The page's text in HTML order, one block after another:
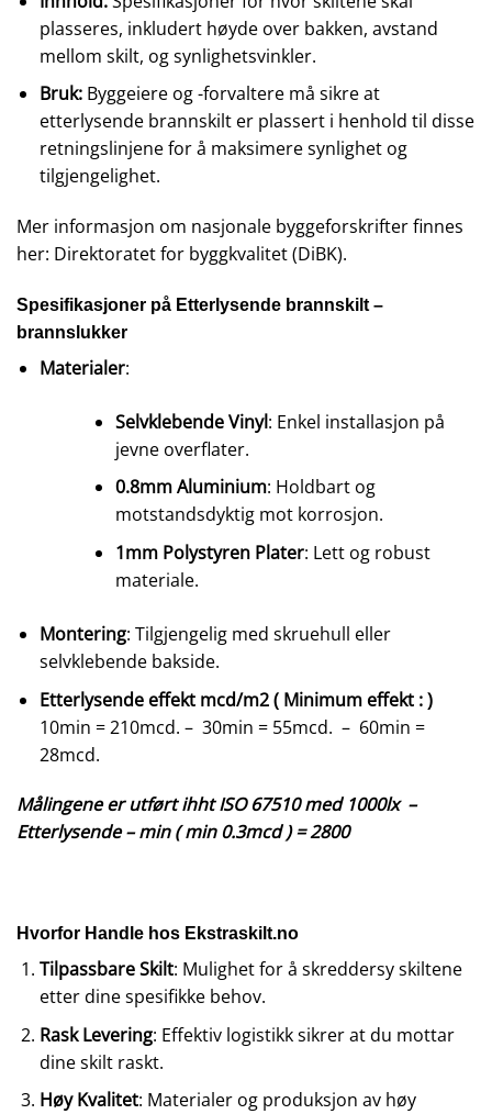
plasseres, inkludert høyde over bakken, avstand
mellom skilt, og synlighetsvinkler.
Bruk:Byggeiere og -forvaltere må sikre at
etterlysende brannskilt er plassert i henhold til disse
retningslinjene for å maksimere synlighet og
tilgjengelighet.
Mer informasjon om nasjonale byggeforskrifter finnes
her: Direktoratet for byggkvalitet (DiBK).
Spesifikasjoner på Etterlysende brannskilt –
brannslukker
Materialer:
Selvklebende Vinyl: Enkel installasjon på
jevne overflater.
0.8mm Aluminium: Holdbart og
motstandsdyktig mot korrosjon.
1mm Polystyren Plater: Lett og robust
materiale.
Montering: Tilgjengelig med skruehull eller
selvklebende bakside.
Etterlysende effekt mcd/m2 ( Minimum effekt : )
10min = 210mcd. – 30min = 55mcd. – 60min =
28mcd.
Målingene er utført ihht ISO 67510 med 1000lx –
Etterlysende – min ( min 0.3mcd ) = 2800
Hvorfor Handle hos Ekstraskilt.no
Tilpassbare Skilt: Mulighet for å skreddersy skiltene
etter dine spesifikke behov.
Rask Levering: Effektiv logistikk sikrer at du mottar
dine skilt raskt.
Høy Kvalitet: Materialer og produksjon av høy